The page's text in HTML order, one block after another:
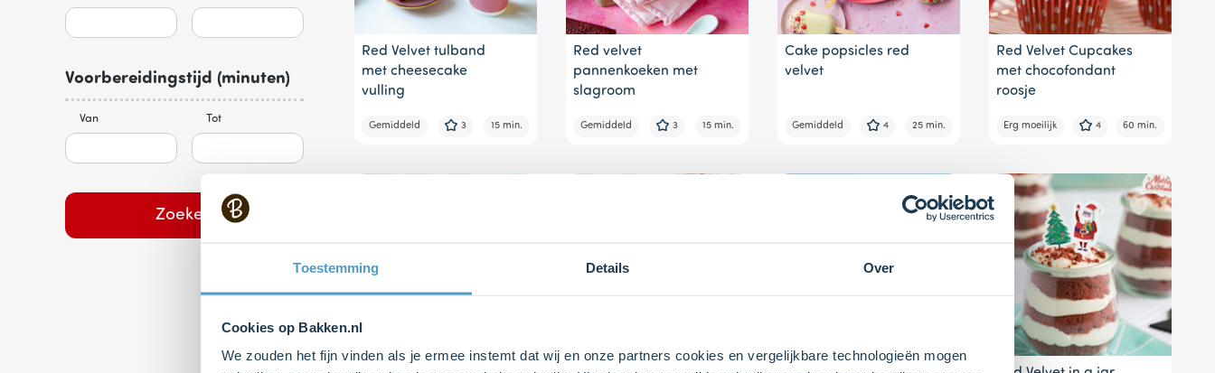
Toestemming Details Over
Cookies op Bakken.nl
We zouden het fijn vinden als je ermee instemt dat wij en onze partners cookies en vergelijkbare technologieën mogen
Voorbereidingstijd (minuten)
Van Tot
Zoeken
Red Velvet tulband
met cheesecake
vulling
Gemiddeld 3 15 min.
Red velvet
pannenkoeken met
slagroom
Gemiddeld 3 15 min.
Cake popsicles red
velvet
Gemiddeld 4 25 min.
Red Velvet Cupcakes
met chocofondant
roosje
Erg moeilijk 4 60 min.